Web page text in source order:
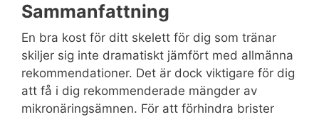
Sammanfattning
En bra kost för ditt skelett för dig som tränar
skiljer sig inte dramatiskt jämfört med allmänna
rekommendationer. Det är dock viktigare för dig
att få i dig rekommenderade mängder av
mikronäringsämnen. För att förhindra brister